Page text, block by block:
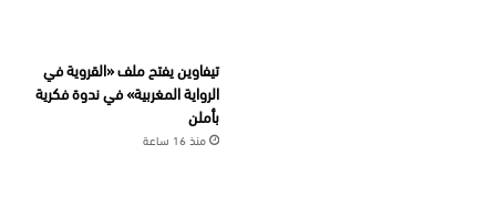
تيفاوين يفتح ملف «القروية في
الرواية المغربية» في ندوة فكرية
بأملن
منذ 16 ساعة